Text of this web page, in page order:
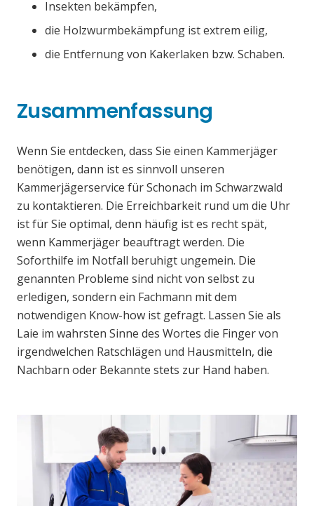
Insekten bekämpfen,
die Holzwurmbekämpfung ist extrem eilig,
die Entfernung von Kakerlaken bzw. Schaben.
Zusammenfassung
Wenn Sie entdecken, dass Sie einen Kammerjäger
benötigen, dann ist es sinnvoll unseren
Kammerjägerservice für Schonach im Schwarzwald
zu kontaktieren. Die Erreichbarkeit rund um die Uhr
ist für Sie optimal, denn häufig ist es recht spät,
wenn Kammerjäger beauftragt werden. Die
Soforthilfe im Notfall beruhigt ungemein. Die
genannten Probleme sind nicht von selbst zu
erledigen, sondern ein Fachmann mit dem
notwendigen Know-how ist gefragt. Lassen Sie als
Laie im wahrsten Sinne des Wortes die Finger von
irgendwelchen Ratschlägen und Hausmitteln, die
Nachbarn oder Bekannte stets zur Hand haben.